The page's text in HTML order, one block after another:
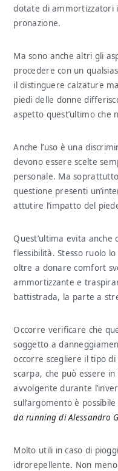
dotate di ammortizzatori
pronazione.
Ma sono anche altri gli
procedere con un
il distinguere calzature
piedi delle donne
aspetto quest’ultimo che
Anche l’uso è una
devono essere scelte
personale. Ma
questione presenti
attutire l’impatto del
Quest’ultima evita
flessibilità. Stesso ruolo
oltre a donare comfort
ammortizzante e
battistrada, la parte a
Occorre verificare che
soggetto a
occorre scegliere il tipo
scarpa, che può essere
avvolgente durante
sull’argomento è
da running di Alessandro
Molto utili in caso di
idrorepellente. Non